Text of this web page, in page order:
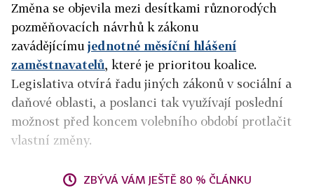
Změna se objevila mezi desítkami různorodých
pozměňovacích návrhů k zákonu
zavádějícímujednotné měsíční hlášení
zaměstnavatelů, které je prioritou koalice.
Legislativa otvírá řadu jiných zákonů v sociální a
daňové oblasti, a poslanci tak využívají poslední
možnost před koncem volebního období protlačit
vlastní změny.
ZBÝVÁ VÁM JEŠTĚ 80 % ČLÁNKU